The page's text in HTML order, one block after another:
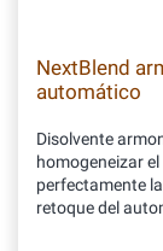
NextBlend
automático
Disolvente
homogeneizar
perfectamente
retoque del